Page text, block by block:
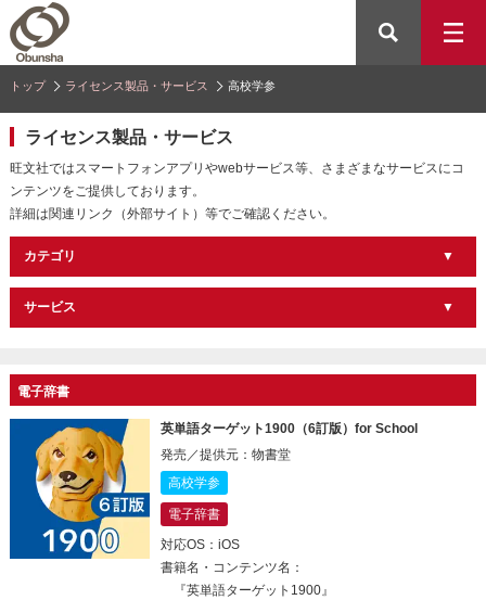
トップ ライセンス製品・サービス 高校学参
ライセンス製品・サービス
旺文社ではスマートフォンアプリやwebサービス等、さまざまなサービスにコ
ンテンツをご提供しております。
詳細は関連リンク（外部サイト）等でご確認ください。
カテゴリ
サービス
電子辞書
英単語ターゲット1900（6訂版）for School
発売／提供元：物書堂
高校学参
電子辞書
対応OS：iOS
書籍名・コンテンツ名：
『英単語ターゲット1900』